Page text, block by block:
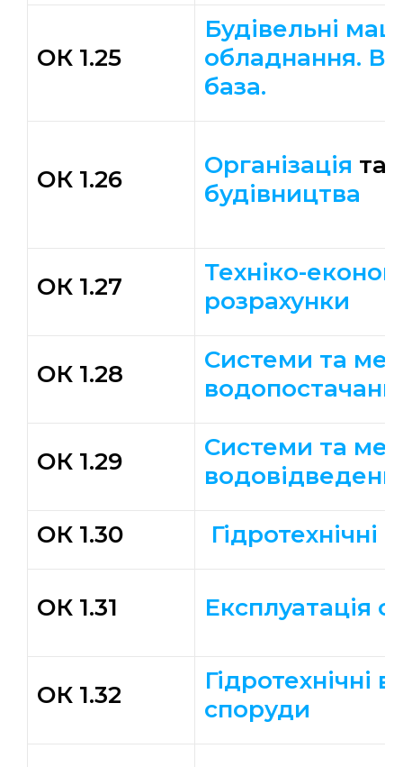
ОК 1.25
Будівельні
обладнання.
база.
ОК 1.26 Організація та
будівництва
ОК 1.27
Техніко-
розрахунки
ОК 1.28
Системи та
ОК 1.29
Системи та
ОК 1.30 Гідротехнічні
ОК 1.31 Експлуатація
ОК 1.32
Гідротехнічні
споруди